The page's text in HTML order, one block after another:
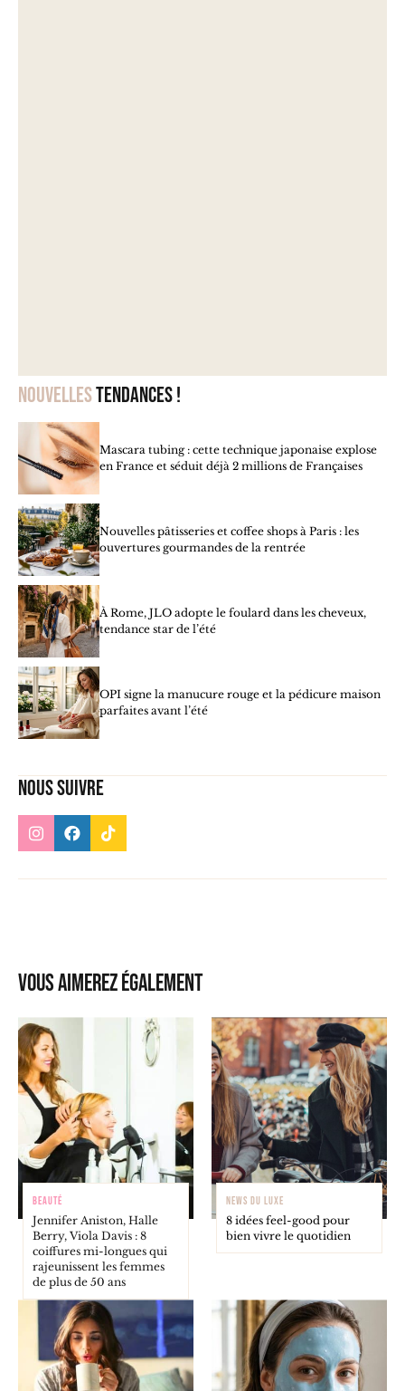
Nouvellestendances !
Mascara tubing : cette technique japonaise explose
en France et séduit déjà 2 millions de Françaises
Nouvelles pâtisseries et coffee shops à Paris : les
ouvertures gourmandes de la rentrée
À Rome, JLO adopte le foulard dans les cheveux,
tendance star de l’été
OPI signe la manucure rouge et la pédicure maison
parfaites avant l’été
Nous suivre
Vous aimerez également
BEAUTÉ
Jennifer Aniston, Halle
Berry, Viola Davis : 8
coiffures mi-longues qui
rajeunissent les femmes
de plus de 50 ans
NEWS DU LUXE
8 idées feel-good pour
bien vivre le quotidien